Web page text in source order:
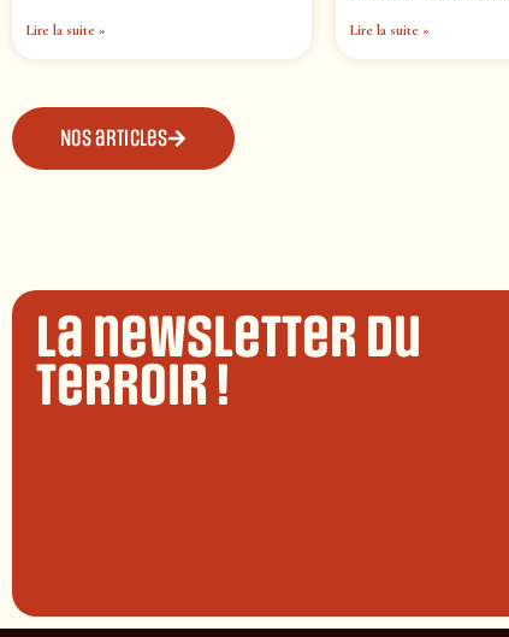
Lire la suite » Lire la suite »
Nos articles
La newsletter du
terroir !